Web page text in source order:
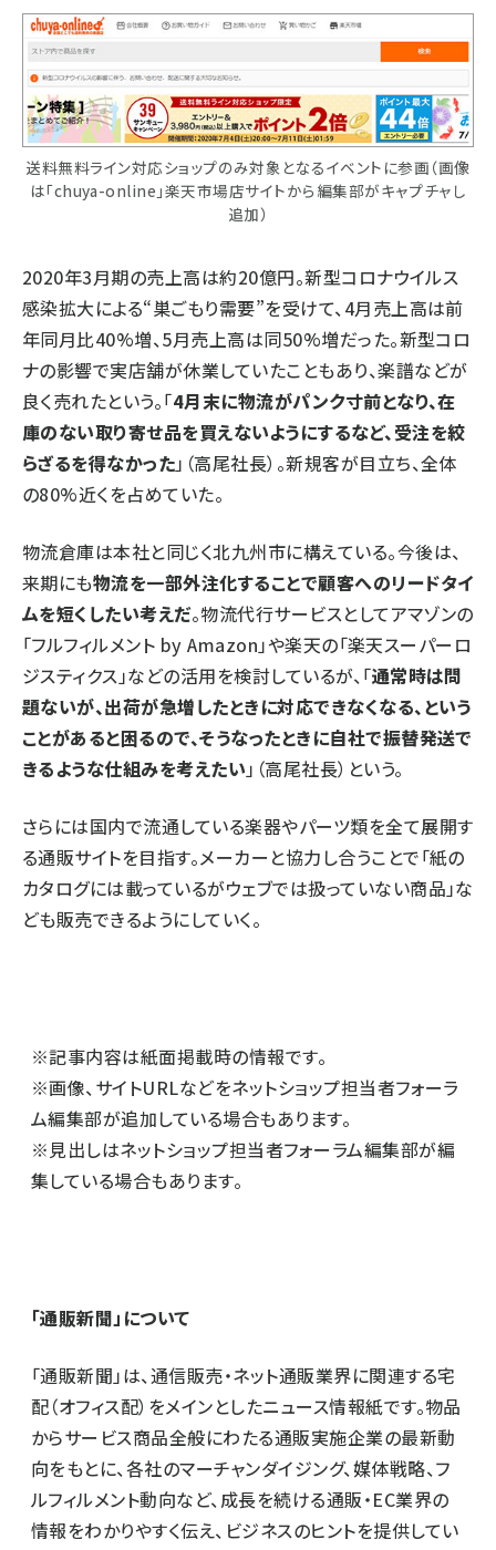
送料無料ライン対応ショップのみ対象となるイベントに参画（画像
は「chuya-online」楽天市場店サイトから編集部がキャプチャし
追加）
2020年3月期の売上高は約20億円。新型コロナウイルス
感染拡大による“巣ごもり需要”を受けて、4月売上高は前
年同月比40%増、5月売上高は同50%増だった。新型コロ
ナの影響で実店舗が休業していたこともあり、楽譜などが
良く売れたという。「4月末に物流がパンク寸前となり、在
庫のない取り寄せ品を買えないようにするなど、受注を絞
らざるを得なかった」（高尾社長）。新規客が目立ち、全体
の80%近くを占めていた。
物流倉庫は本社と同じく北九州市に構えている。今後は、
来期にも物流を一部外注化することで顧客へのリードタイ
ムを短くしたい考えだ。物流代行サービスとしてアマゾンの
「フルフィルメント by Amazon」や楽天の「楽天スーパーロ
ジスティクス」などの活用を検討しているが、「通常時は問
題ないが、出荷が急増したときに対応できなくなる、という
ことがあると困るので、そうなったときに自社で振替発送で
きるような仕組みを考えたい 」（高尾社長）という。
さらには国内で流通している楽器やパーツ類を全て展開す
る通販サイトを目指す。メーカーと協力し合うことで「紙の
カタログには載っているがウェブでは扱っていない商品」な
ども販売できるようにしていく。
※記事内容は紙面掲載時の情報です。
※画像、サイトURLなどをネットショップ担当者フォーラ
ム編集部が追加している場合もあります。
※見出しはネットショップ担当者フォーラム編集部が編
集している場合もあります。
「通販新聞」について
「通販新聞」は、通信販売・ネット通販業界に関連する宅
配（オフィス配）をメインとしたニュース情報紙です。物品
からサービス商品全般にわたる通販実施企業の最新動
向をもとに、各社のマーチャンダイジング、媒体戦略、フ
ルフィルメント動向など、成長を続ける通販・EC業界の
情報をわかりやすく伝え、ビジネスのヒントを提供してい